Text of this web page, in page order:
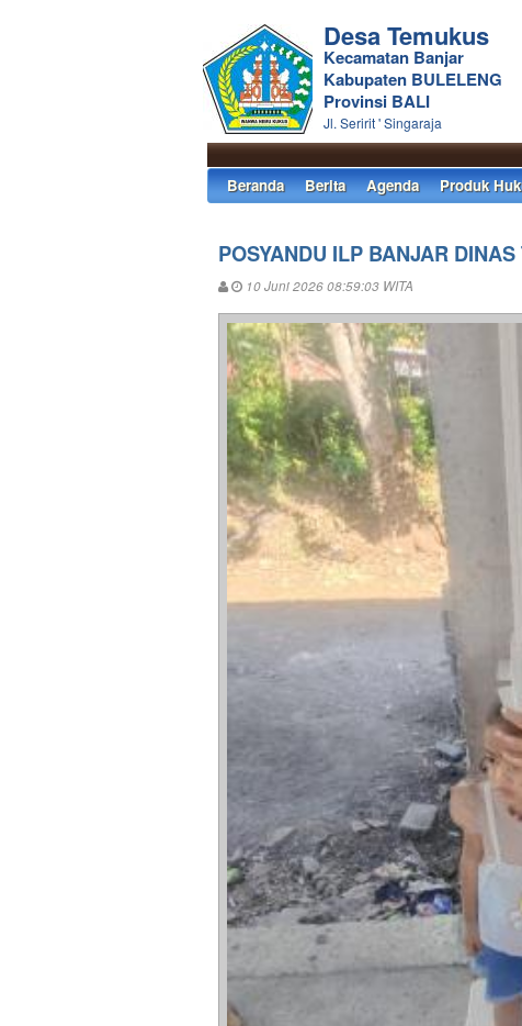
Desa Temukus
Kecamatan Banjar
Kabupaten BULELENG
Provinsi BALI
Jl. Seririt ' Singaraja
Beranda Berita Agenda Produk
POSYANDU ILP BANJAR
10 Juni 2026 08:59:03 WITA